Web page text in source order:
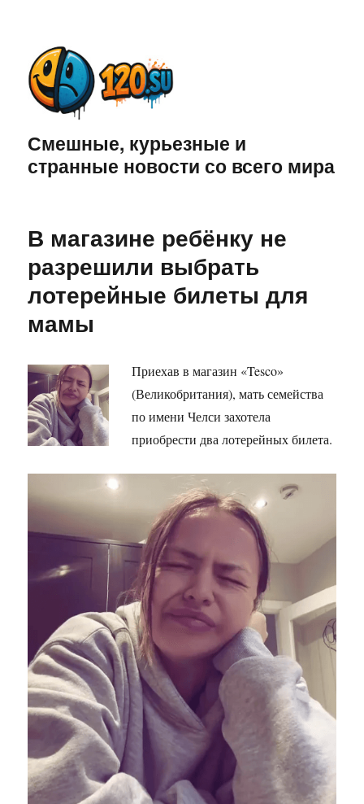
Смешные, курьезные и
странные новости со всего мира
В магазине ребёнку не
разрешили выбрать
лотерейные билеты для
мамы
Приехав в магазин «Tesco»
(Великобритания), мать семейства
по имени Челси захотела
приобрести два лотерейных билета.